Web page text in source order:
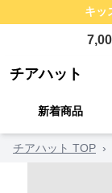
キッ
チアハット
新着商品
チアハット TOP ›